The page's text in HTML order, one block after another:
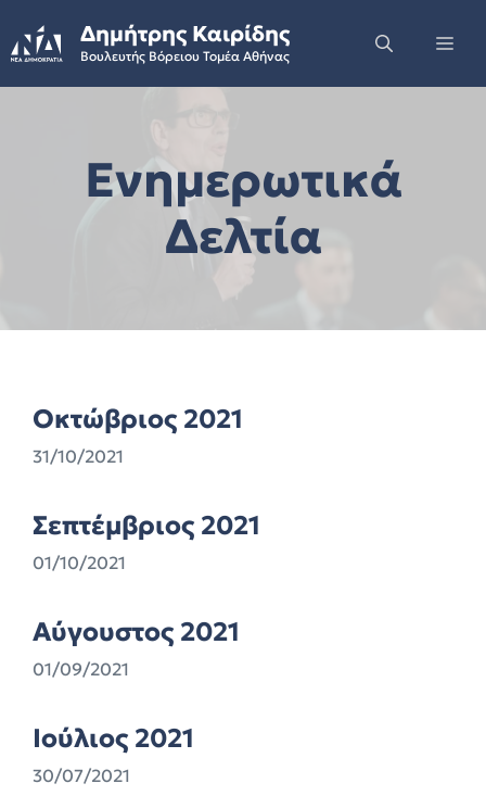
to
content
Δημήτρης Καιρίδης
Βουλευτής Βόρειου Τομέα Αθήνας
Ενημερωτικά
Δελτία
Οκτώβριος 2021
31/10/2021
Σεπτέμβριος 2021
01/10/2021
Αύγουστος 2021
01/09/2021
Ιούλιος 2021
30/07/2021